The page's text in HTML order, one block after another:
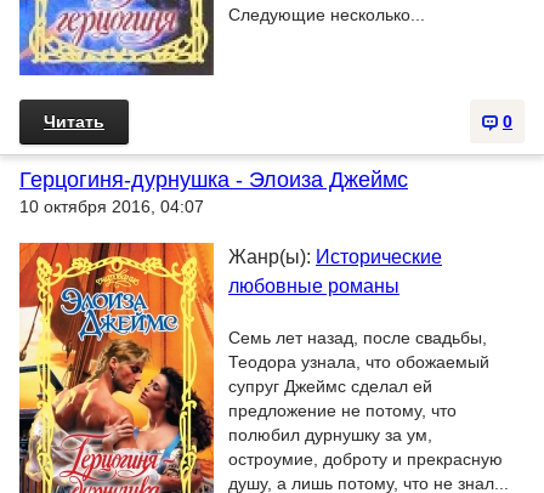
Следующие несколько...
0
Читать
Герцогиня-дурнушка - Элоиза Джеймс
10 октября 2016, 04:07
Жанр(ы): Исторические
любовные романы
Семь лет назад, после свадьбы,
Теодора узнала, что обожаемый
супруг Джеймс сделал ей
предложение не потому, что
полюбил дурнушку за ум,
остроумие, доброту и прекрасную
душу, а лишь потому, что не знал...